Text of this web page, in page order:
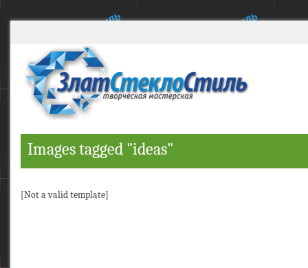
Images tagged "ideas"
[Not a valid template]